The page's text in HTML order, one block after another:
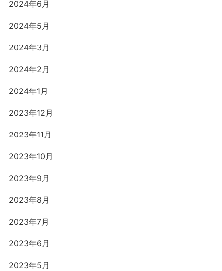
2024年6月
2024年5月
2024年3月
2024年2月
2024年1月
2023年12月
2023年11月
2023年10月
2023年9月
2023年8月
2023年7月
2023年6月
2023年5月